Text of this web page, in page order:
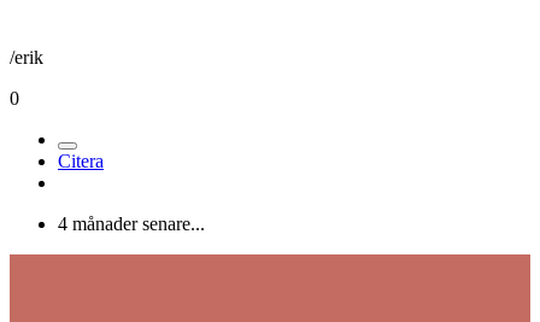
/erik
0
Citera
4 månader senare...